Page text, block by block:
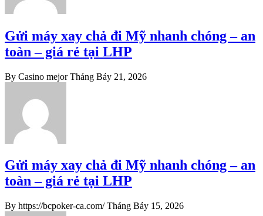
Gửi máy xay chả đi Mỹ nhanh chóng – an
toàn – giá rẻ tại LHP
By Casino mejor Tháng Bảy 21, 2026
Gửi máy xay chả đi Mỹ nhanh chóng – an
toàn – giá rẻ tại LHP
By https://bcpoker-ca.com/ Tháng Bảy 15, 2026